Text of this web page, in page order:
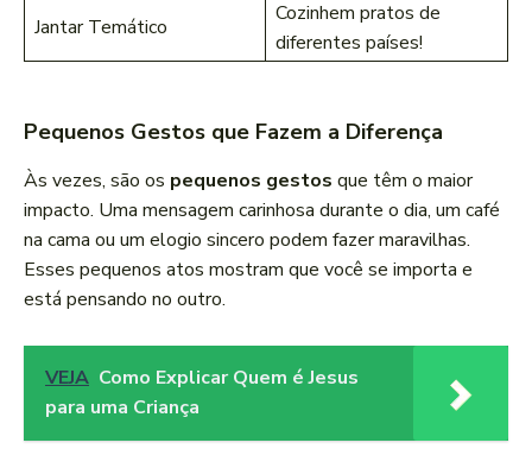
Jantar Temático
Cozinhem pratos de
diferentes países!
Pequenos Gestos que Fazem a Diferença
Às vezes, são os pequenos gestos que têm o maior
impacto. Uma mensagem carinhosa durante o dia, um café
na cama ou um elogio sincero podem fazer maravilhas.
Esses pequenos atos mostram que você se importa e
está pensando no outro.
VEJA Como Explicar Quem é Jesus
para uma Criança